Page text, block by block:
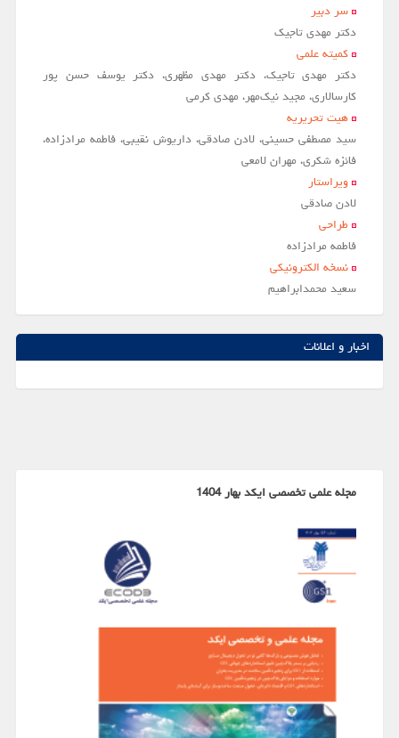
مقالات سال 1404
آرشیو
شماره جاری
جستجو پیشرفته
راهنمای نویسندگان
نحوه ارسال مقاله
اطلاعات نشریه
درباره نشریه
اخبار و اعلانات
پیوندهای مفید
سر دبير
دکتر مهدی تاجیک
کمیته علمی
دکتر مهدی تاجیک، دکتر مهدی مظهری، دکتر یوسف حسن پور
کارسالاری، مجید نیک‌مهر، مهدی کرمی
هیت تحریریه
سید مصطفی حسینی، لادن صادقی، داریوش نقیبی، فاطمه مرادزاده،
فائزه شکری، مهران لامعی
ویراستار
لادن صادقي
طراحی
فاطمه مرادزاده
نسخه الکترونیکی
سعيد محمدابراهيم
اخبار و اعلانات
مجله علمی تخصصی ایکد بهار 1404